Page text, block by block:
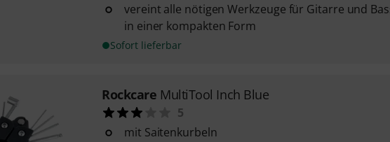
vereint alle nötigen Werkzeuge für Gitarre und
in einer kompakten Form
Sofort lieferbar
Rockcare MultiTool Inch Blue
5
mit Saitenkurbeln